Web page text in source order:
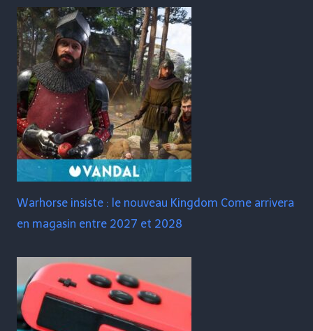
Warhorse insiste : le nouveau Kingdom Come arrivera
en magasin entre 2027 et 2028